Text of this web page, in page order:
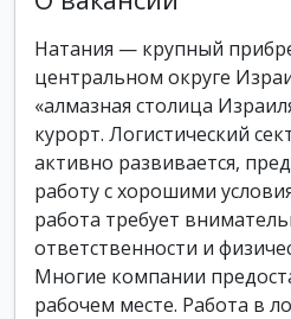
Натания — крупный
центральном округе
«алмазная столица
курорт. Логистический
активно развивается,
работу с хорошими
работа требует
ответственности и
Многие компании
рабочем месте. Работа в